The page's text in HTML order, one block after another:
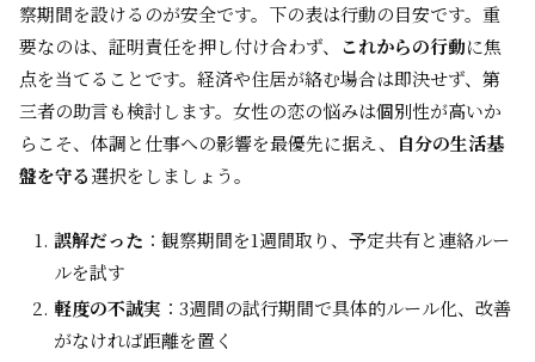
察期間を設けるのが安全です。下の表は行動の目安です。重
要なのは、証明責任を押し付け合わず、 これからの行動に焦
点を当てることです。経済や住居が絡む場合は即決せず、第
三者の助言も検討します。女性の恋の悩みは個別性が高いか
らこそ、体調と仕事への影響を最優先に据え、
自分の生活基
盤を守る選択をしましょう。
誤解だった ：観察期間を1週間取り、予定共有と連絡ルー
ルを試す
軽度の不誠実 ：3週間の試行期間で具体的ルール化、改善
がなければ距離を置く